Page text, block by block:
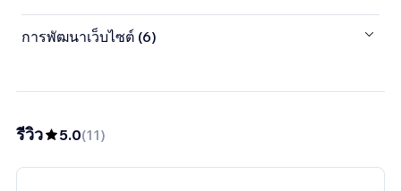
การพัฒนาเว็บไซต์ (6)
รีวิว 5.0(11)